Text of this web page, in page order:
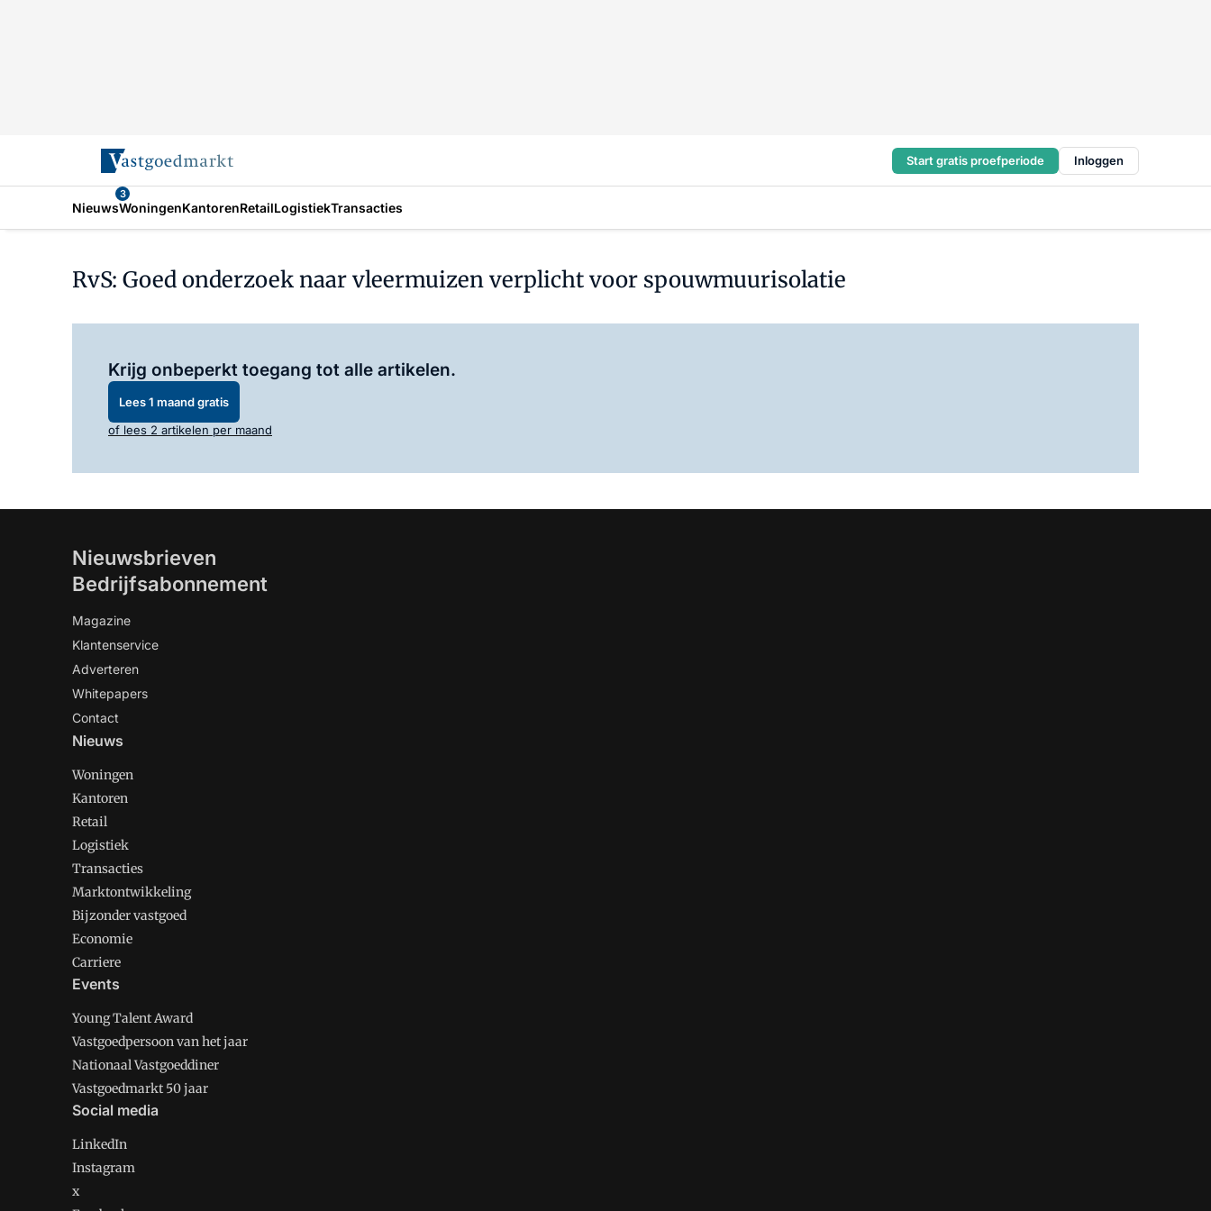
Start gratis proefperiode Inloggen
Nieuws
3
WoningenKantorenRetailLogistiekTransacties
RvS: Goed onderzoek naar vleermuizen verplicht voor spouwmuurisolatie
Krijg onbeperkt toegang tot alle artikelen.
Lees 1 maand gratis
of lees 2 artikelen per maand
Nieuwsbrieven
Bedrijfsabonnement
Magazine
Klantenservice
Adverteren
Whitepapers
Contact
Nieuws
Woningen
Kantoren
Retail
Logistiek
Transacties
Marktontwikkeling
Bijzonder vastgoed
Economie
Carriere
Events
Young Talent Award
Vastgoedpersoon van het jaar
Nationaal Vastgoeddiner
Vastgoedmarkt 50 jaar
Social media
LinkedIn
Instagram
x